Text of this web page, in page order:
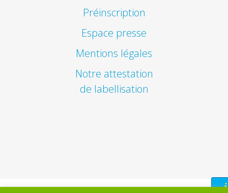
Préinscription
Espace presse
Mentions légales
Notre attestation
de labellisation